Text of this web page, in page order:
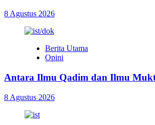
8 Agustus 2026
Berita Utama
Opini
Antara Ilmu Qadim dan Ilmu
8 Agustus 2026